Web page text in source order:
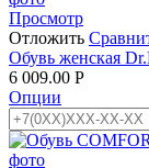
Просмотр
Отложить
Обувь женская
6 009.00 Р
Опции